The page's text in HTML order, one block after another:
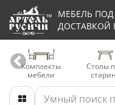
МЕБЕЛЬ
ДОСТАВКОЙ
Комплекты
мебели
Столы